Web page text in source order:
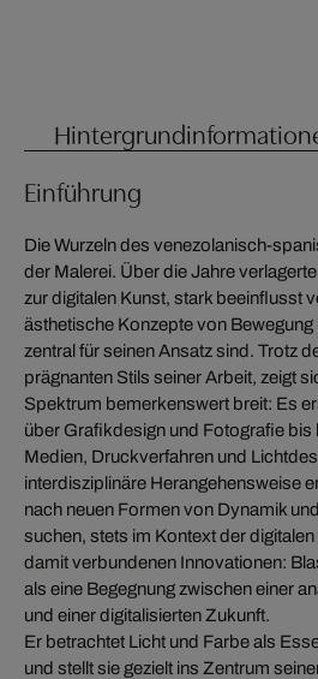
Einführung
Die Wurzeln des venezolanisch-
der Malerei. Über die Jahre
zur digitalen Kunst, stark beeinflusst
ästhetische Konzepte von
zentral für seinen Ansatz sind. Trotz
prägnanten Stils seiner Arbeit, zeigt
Spektrum bemerkenswert breit: Es
über Grafikdesign und Fotografie bis
Medien, Druckverfahren und
interdisziplinäre Herangehensweise
nach neuen Formen von Dynamik
suchen, stets im Kontext der
damit verbundenen Innovationen:
als eine Begegnung zwischen einer
und einer digitalisierten Zukunft.
Er betrachtet Licht und Farbe als
und stellt sie gezielt ins Zentrum